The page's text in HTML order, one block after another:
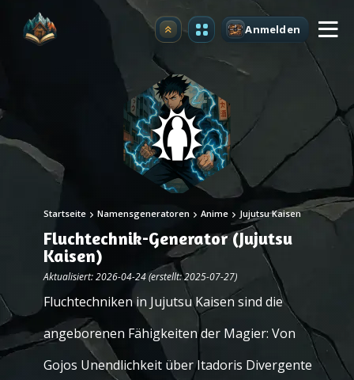
Upgrade Anmelden
Startseite Namensgeneratoren Anime Jujutsu Kaisen
Fluchtechnik-Generator (Jujutsu
Kaisen)
Aktualisiert: 2026-04-24 (erstellt: 2025-07-27)
Fluchtechniken in Jujutsu Kaisen sind die
angeborenen Fähigkeiten der Magier: Von
Gojos Unendlichkeit über Itadoris Divergente